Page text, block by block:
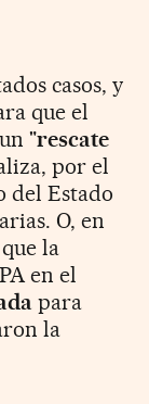
casos, y
que el
"rescate
por el
del Estado
O, en
la
en el
para
la